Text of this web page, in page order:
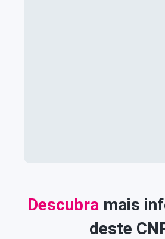
Descubramais
deste